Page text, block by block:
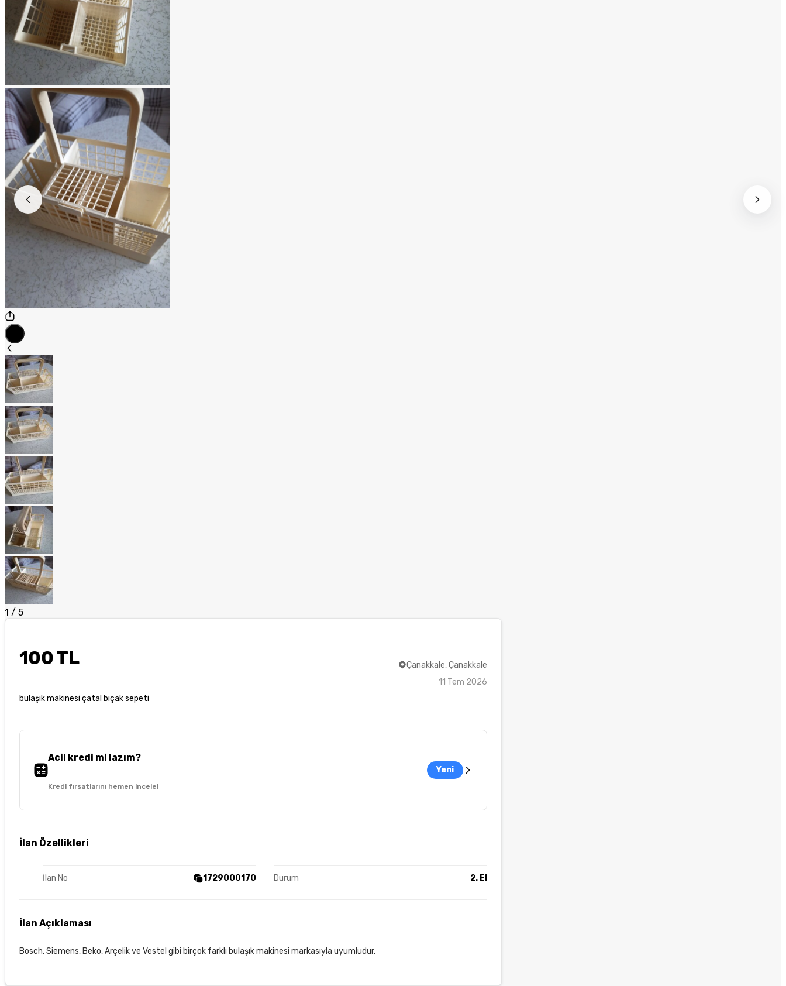
1 / 5
100 TL
bulaşık makinesi çatal bıçak sepeti
Çanakkale, Çanakkale
11 Tem 2026
Acil kredi mi lazım?
Kredi fırsatlarını hemen incele!
Yeni
İlan Özellikleri
İlan No 1729000170 Durum 2. El
İlan Açıklaması
Bosch, Siemens, Beko, Arçelik ve Vestel gibi birçok farklı bulaşık makinesi markasıyla uyumludur.